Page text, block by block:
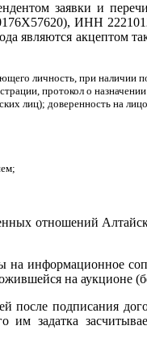
заявки и
ИНН
акцептом
личность, при наличии
протокол о
лиц); доверенность на
отношений
на информационное
на аукционе
после подписания
задатка